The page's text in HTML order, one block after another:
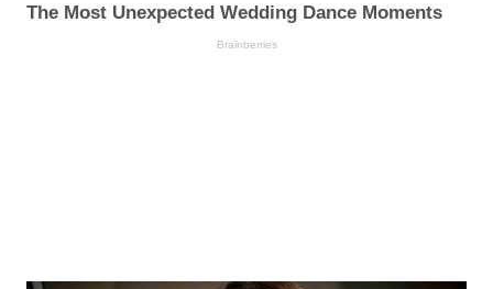
The Most Unexpected Wedding Dance Moments
Brainberries